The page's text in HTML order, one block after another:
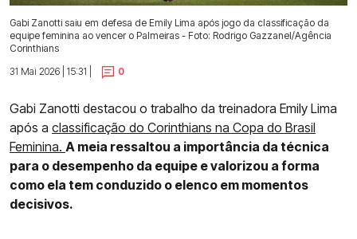
Gabi Zanotti saiu em defesa de Emily Lima após jogo da classificação da
equipe feminina ao vencer o Palmeiras - Foto: Rodrigo Gazzanel/Agência
Corinthians
31 Mai 2026 | 15:31 |
0
Gabi Zanotti destacou o trabalho da treinadora Emily Lima
após a classificação do Corinthians na Copa do Brasil
Feminina. A meia ressaltou a importância da técnica
para o desempenho da equipe e valorizou a forma
como ela tem conduzido o elenco em momentos
decisivos.